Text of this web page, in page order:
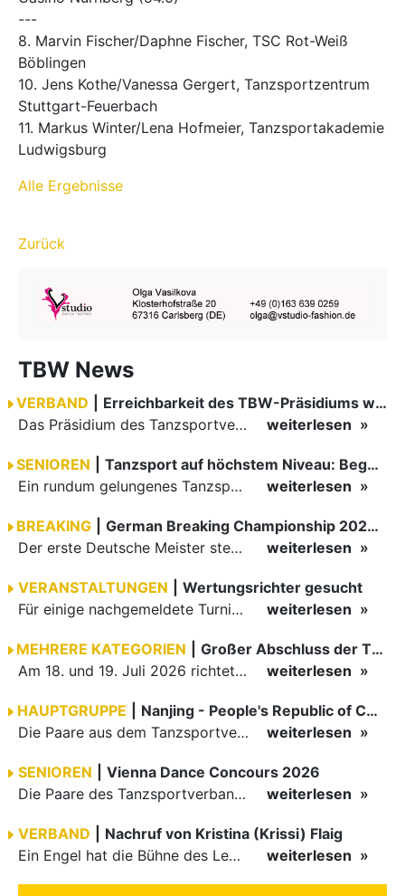
---
8. Marvin Fischer/Daphne Fischer, TSC Rot-Weiß
Böblingen
10. Jens Kothe/Vanessa Gergert, Tanzsportzentrum
Stuttgart-Feuerbach
11. Markus Winter/Lena Hofmeier, Tanzsportakademie
Ludwigsburg
Alle Ergebnisse
Zurück
TBW News
VERBAND
Erreichbarkeit des TBW-Präsidiums während der GOC 2026
Das Präsidium des Tanzsportverbandes Baden-Württemberg (TBW) ist in der Zeit vom 09.08.2026 bis einschließlich 16.08.2026 nicht erreichbar. Da alle Präsidiumsmitglieder vor Ort bei den German Open…
weiterlesen
SENIOREN
Tanzsport auf höchstem Niveau: Begeisterung bei den Turnieren in…
Ein rundum gelungenes Tanzsport-Wochenende liegt hinter den Paaren und Organisatoren in Enzklösterle. Am 1. und 2. August 2026 verwandelte sich die Festhalle wieder in einen lebendigen Mittelpunkt des…
weiterlesen
BREAKING
German Breaking Championship 2026 in Hannover
Der erste Deutsche Meister steht fest B-Boy Roman siegt bei den Juniors
weiterlesen
VERANSTALTUNGEN
Wertungsrichter gesucht
Für einige nachgemeldete Turniere im 2 Halbjahr sucht der ZWE noch Wertungsrichter.
weiterlesen
MEHRERE KATEGORIEN
Großer Abschluss der TBW-Trophy in Weinheim
Am 18. und 19. Juli 2026 richtete die Tanzsportabteilung (TSA) der TSG 1862 Weinheim das Abschlussturnier der diesjährigen TBW-Trophy-Serie aus. Zum traditionellen Saisonfinale kamen rund 400 Starts über…
weiterlesen
HAUPTGRUPPE
Nanjing - People's Republic of China
Die Paare aus dem Tanzsportverband Baden-Württemberg (TBW) haben beim hochklassig besetzten WDSF GrandSlam im chinesischen Nanjing wieder einmal auf internationalem Top-Niveau geglänzt. Das…
weiterlesen
SENIOREN
Vienna Dance Concours 2026
Die Paare des Tanzsportverbandes Baden-Württemberg (TBW) glänzten auf dem internationalen Parkett des Vienna Dance Concourse 2026 im Wiener Rathaus mit hervorragenden Platzierungen Ergebnisse unter: …
weiterlesen
VERBAND
Nachruf von Kristina (Krissi) Flaig
Ein Engel hat die Bühne des Lebens verlassen. Viel zu früh, plötzlich und für uns alle unfassbar, wurde unsere geliebte Kristina (Krissi) Flaig im Alter von 36 Jahren aus dem Leben gerissen. Das Tanzen…
weiterlesen